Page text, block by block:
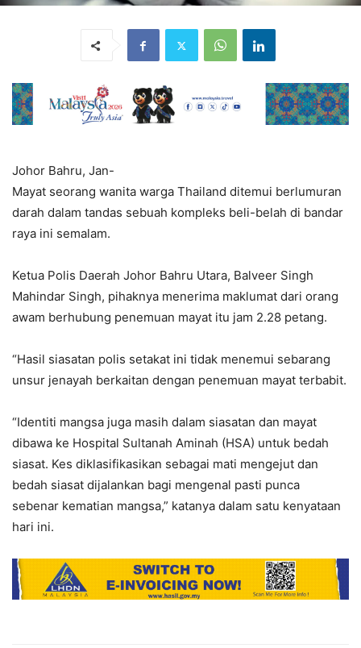
Johor Bahru, Jan-
Mayat seorang wanita warga Thailand ditemui berlumuran
darah dalam tandas sebuah kompleks beli-belah di bandar
raya ini semalam.
Ketua Polis Daerah Johor Bahru Utara, Balveer Singh
Mahindar Singh, pihaknya menerima maklumat dari orang
awam berhubung penemuan mayat itu jam 2.28 petang.
“Hasil siasatan polis setakat ini tidak menemui sebarang
unsur jenayah berkaitan dengan penemuan mayat terbabit.
“Identiti mangsa juga masih dalam siasatan dan mayat
dibawa ke Hospital Sultanah Aminah (HSA) untuk bedah
siasat. Kes diklasifikasikan sebagai mati mengejut dan
bedah siasat dijalankan bagi mengenal pasti punca
sebenar kematian mangsa,” katanya dalam satu kenyataan
hari ini.